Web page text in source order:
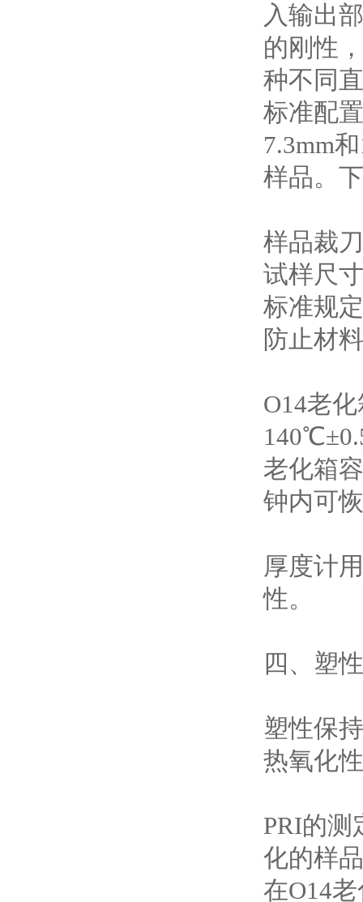
入输出
的刚性
种不同
标准配
7.3mm
样品。
样品裁
试样尺
标准规
防止材
O14老
老化箱
钟内可
厚度计
性。
四、塑
塑性保
热氧化
PRI的测
化的样
在O14